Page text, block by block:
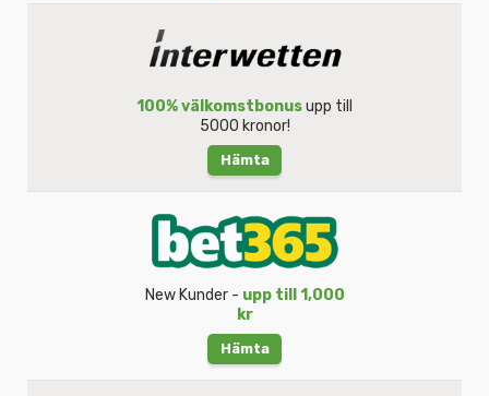
100% välkomstbonusupp till
5000 kronor!
Hämta
New Kunder - upp till 1,000
kr
Hämta